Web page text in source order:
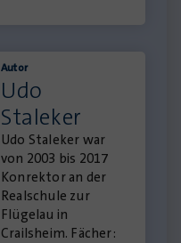
Autor
Udo
Staleker
Udo Staleker war
von 2003 bis 2017
Konrektor an der
Realschule zur
Flügelau in
Crailsheim. Fächer: